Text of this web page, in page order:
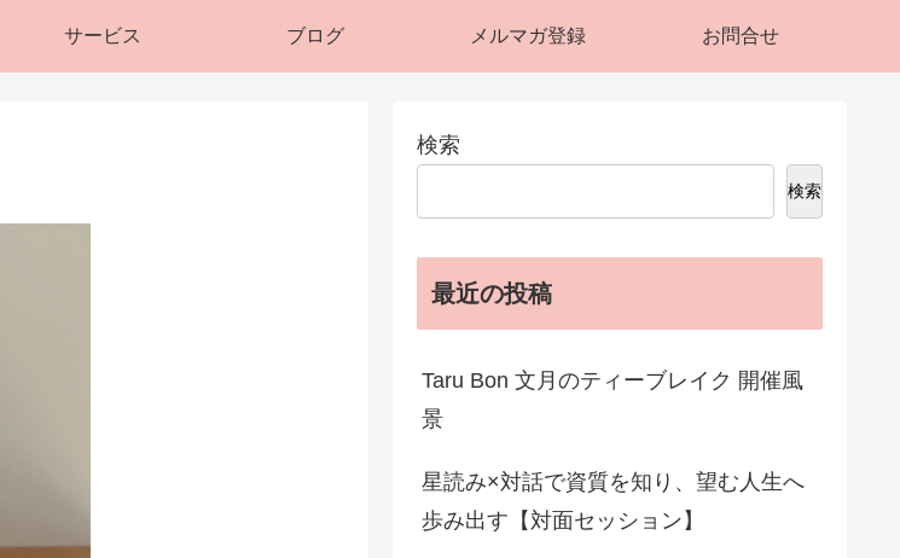
サービス ブログ メルマガ登録 お問合せ
検索
検索
最近の投稿
Taru Bon 文月のティーブレイク 開催風
景
星読み×対話で資質を知り、望む人生へ
歩み出す【対面セッション】